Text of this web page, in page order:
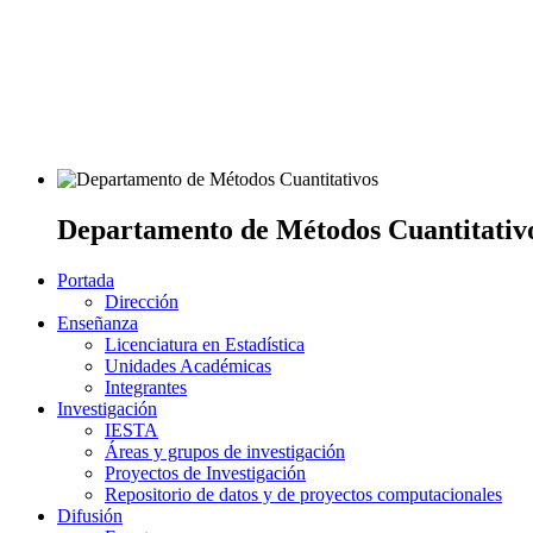
Departamento de Métodos
Portada
Dirección
Enseñanza
Licenciatura en Estadística
Unidades Académicas
Integrantes
Investigación
IESTA
Áreas y grupos de investigación
Proyectos de Investigación
Repositorio de datos y de proyectos computacionales
Difusión